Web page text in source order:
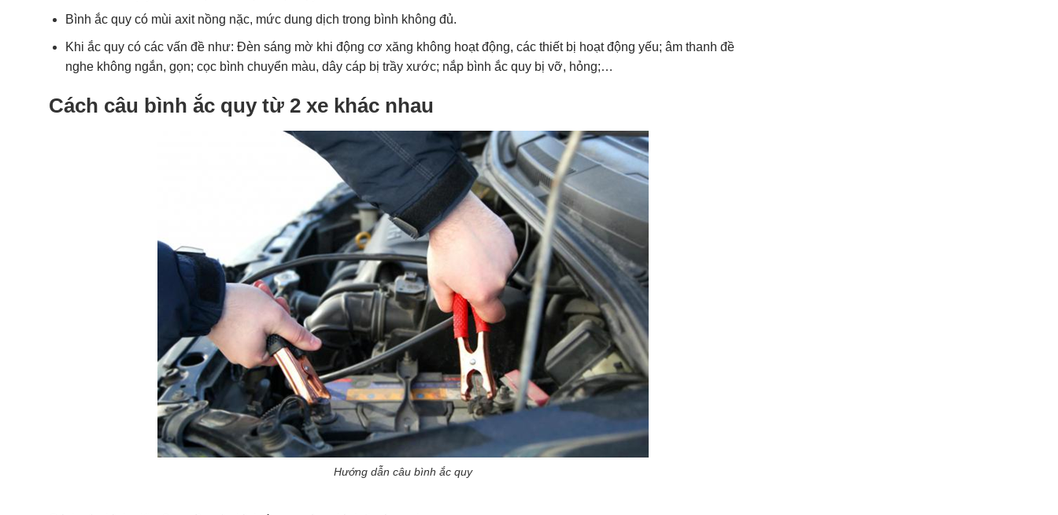
Bình ắc quy có mùi axit nồng nặc, mức dung dịch trong bình không đủ.
Khi ắc quy có các vấn đề như: Đèn sáng mờ khi động cơ xăng không hoạt động, các thiết bị hoạt động yếu; âm thanh đề
nghe không ngắn, gọn; cọc bình chuyển màu, dây cáp bị trầy xước; nắp bình ắc quy bị vỡ, hỏng;…
Cách câu bình ắc quy từ 2 xe khác nhau
Hướng dẫn câu bình ắc quy